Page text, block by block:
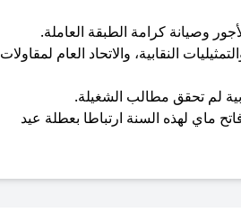
وصيانة كرامة الطبقة العاملة.
النقابية، والاتحاد العام لمقاولات
لم تحقق مطالب الشغيلة.
ماي لهذه السنة ارتباطا بعطلة عيد